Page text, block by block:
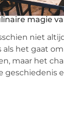
magie
niet
als het gaat
maar het
geschiedenis